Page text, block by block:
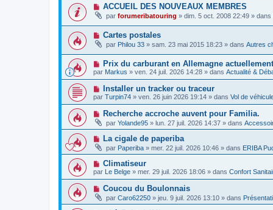
g
e
e
s
s
a
g
e
e
a
u
m
e
s
s
a
e
N
u
v
e
a
u
m
s
s
a
g
e
ACCUEIL DES NOUVEAUX MEMBRES
par forumeribatouring » dim. 5 oct. 2008 22:49 » dans
N
u
v
e
a
m
e
s
s
g
e
Cartes postales
par Philou 33 » sam. 23 mai 2015 18:23 » dans Autres
N
o
u
v
e
a
u
m
e
s
s
a
g
e
Prix ​​du carburant en Allemagne actuellement
par Markus » ven. 24 juil. 2026 14:28 » dans Actualité &
N
o
u
v
e
a
u
e
s
s
a
g
e
Installer un tracker ou traceur
par Turpin74 » ven. 26 juin 2026 19:14 » dans Vol de
N
u
v
e
a
u
m
e
s
s
a
g
e
Recherche accroche auvent pour Familia.
par Yolande95 » lun. 27 juil. 2026 14:37 » dans
N
u
e
a
u
m
e
s
La cigale de paperiba
par Paperiba » mer. 22 juil. 2026 10:46 » dans ERIBA
N
o
u
e
a
u
Climatiseur
par Le Belge » mer. 29 juil. 2026 18:06 » dans Confort
N
u
Coucou du Boulonnais
par Caro62250 » jeu. 9 juil. 2026 13:10 » dans